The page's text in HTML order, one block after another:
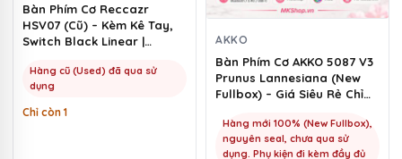
Bàn Phím Cơ Reccazr
HSV07 (Cũ) – Kèm Kê Tay,
Switch Black Linear |
Hàng cũ (Used) đã qua sử
dụng
Chỉ còn 1
AKKO
Bàn Phím Cơ AKKO 5087 V3
Prunus Lannesiana (New
Fullbox) – Giá Siêu Rẻ Chỉ
Hàng mới 100% (New Fullbox),
nguyên seal, chưa qua sử
dụng. Phụ kiện đi kèm đầy đủ